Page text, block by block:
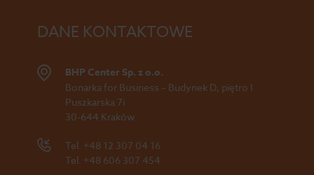
DANE KONTAKTOWE
BHP Center Sp. z o.o.
Bonarka for Business – Budynek D, piętro I
Puszkarska 7i
30-644 Kraków
Tel. +48 12 307 04 16
Tel. +48 606 307 454